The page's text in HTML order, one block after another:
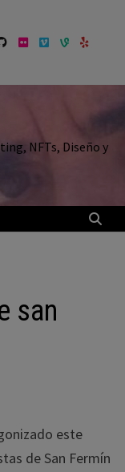
NFTs, Diseño y
san
este
de San Fermín